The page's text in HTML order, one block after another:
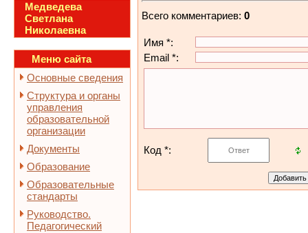
Медведева
Светлана
Николаевна
Меню сайта
Основные сведения
Структура и органы
управления
образовательной
организации
Документы
Образование
Образовательные
стандарты
Руководство.
Педагогический
Всего комментариев: 0
Имя *:
Email *:
Код *: